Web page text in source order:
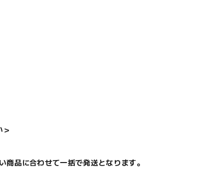
＞
商品に合わせて一括で発送となります。